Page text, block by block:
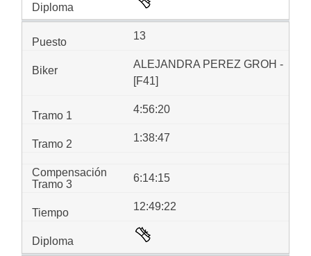
13
ALEJANDRA PEREZ GROH -
[F41]
4:56:20
1:38:47
6:14:15
12:49:22